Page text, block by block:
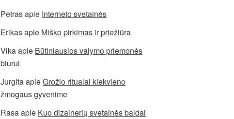
Petrasapie Interneto svetainės
Erikasapie Miško pirkimas ir priežiūra
Vikaapie Būtiniausios valymo priemonės
biurui
JurgitaapieGrožio ritualai kiekvieno
žmogaus gyvenime
Rasaapie Kuo dizainerių svetainės baldai